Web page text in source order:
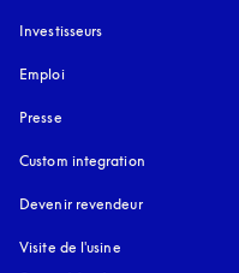
Investisseurs
Emploi
Presse
Custom integration
Devenir revendeur
Visite de l'usine